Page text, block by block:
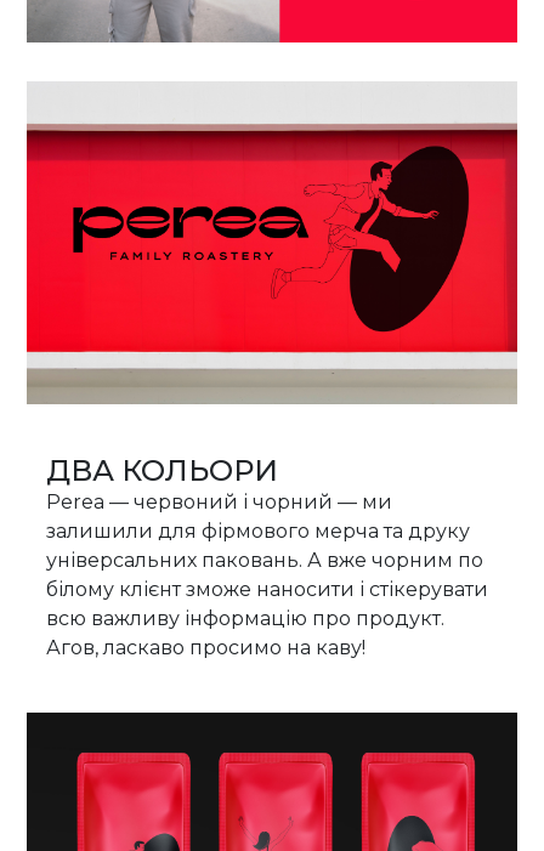
ДВА КОЛЬОРИ
Perea — червоний і чорний — ми
залишили для фірмового мерча та друку
універсальних паковань. А вже чорним по
білому клієнт зможе наносити і стікерувати
всю важливу інформацію про продукт.
Агов, ласкаво просимо на каву!